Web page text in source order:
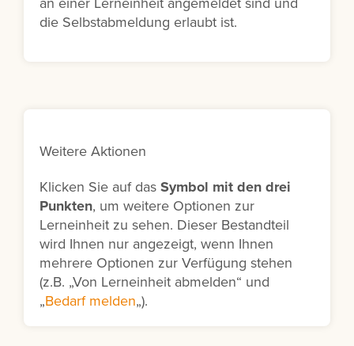
die Selbstabmeldung erlaubt ist.
Weitere Aktionen
Klicken Sie auf dasSymbol mit den drei
Punkten, um weitere Optionen zur
Lerneinheit zu sehen. Dieser Bestandteil
wird Ihnen nur angezeigt, wenn Ihnen
mehrere Optionen zur Verfügung stehen
(z.B. „Von Lerneinheit abmelden“ und
„Bedarf melden„).